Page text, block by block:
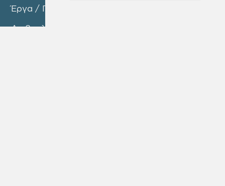
Έργα / Προγράμματα
Διαβουλεύσεις